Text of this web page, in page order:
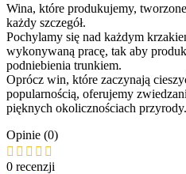
Wina, które produkujemy,
każdy szczegół.
Pochylamy się nad każdym
wykonywaną pracę, tak aby
podniebienia trunkiem.
Oprócz win, które zaczynają
popularnością, oferujemy
pięknych okolicznościach przyrody.
Opinie (0)
0 recenzji